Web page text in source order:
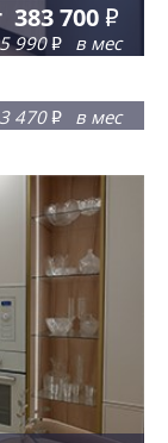
383 700
990 в мес
470 в мес